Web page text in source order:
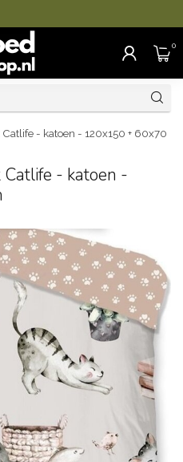
0
- katoen - 120x150 + 60x70
- katoen -